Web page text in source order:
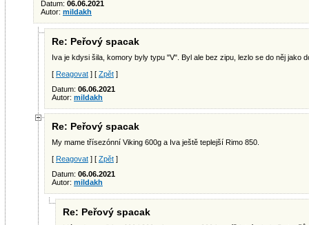
Datum: 06.06.2021
Autor: mildakh
Re: Peřový spacak
Iva je kdysi šila, komory byly typu "V". Byl ale bez zipu, lezlo se do něj jako
[ Reagovat ] [ Zpět ]
Datum: 06.06.2021
Autor: mildakh
Re: Peřový spacak
My mame třísezónní Viking 600g a Iva ještě teplejší Rimo 850.
[ Reagovat ] [ Zpět ]
Datum: 06.06.2021
Autor: mildakh
Re: Peřový spacak